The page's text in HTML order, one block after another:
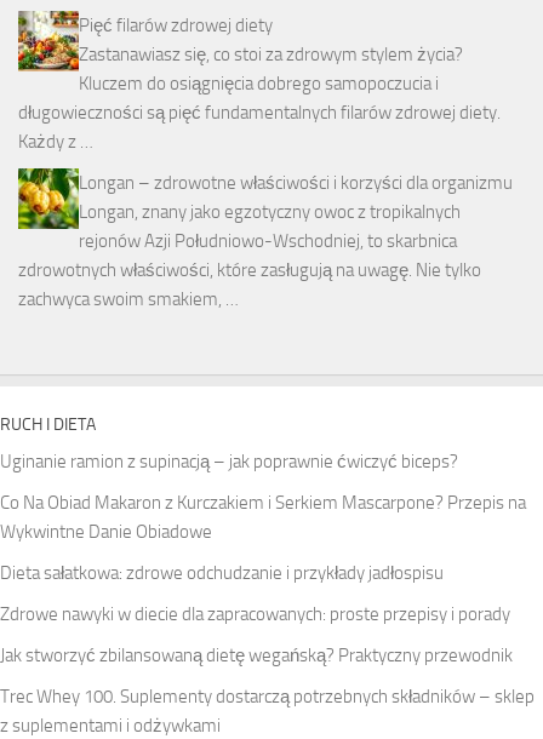
Pięć filarów zdrowej diety
Zastanawiasz się, co stoi za zdrowym stylem życia?
Kluczem do osiągnięcia dobrego samopoczucia i
długowieczności są pięć fundamentalnych filarów zdrowej diety.
Każdy z …
Longan – zdrowotne właściwości i korzyści dla organizmu
Longan, znany jako egzotyczny owoc z tropikalnych
rejonów Azji Południowo-Wschodniej, to skarbnica
zdrowotnych właściwości, które zasługują na uwagę. Nie tylko
zachwyca swoim smakiem, …
RUCH I DIETA
Uginanie ramion z supinacją – jak poprawnie ćwiczyć biceps?
Co Na Obiad Makaron z Kurczakiem i Serkiem Mascarpone? Przepis na
Wykwintne Danie Obiadowe
Dieta sałatkowa: zdrowe odchudzanie i przykłady jadłospisu
Zdrowe nawyki w diecie dla zapracowanych: proste przepisy i porady
Jak stworzyć zbilansowaną dietę wegańską? Praktyczny przewodnik
Trec Whey 100. Suplementy dostarczą potrzebnych składników – sklep
z suplementami i odżywkami